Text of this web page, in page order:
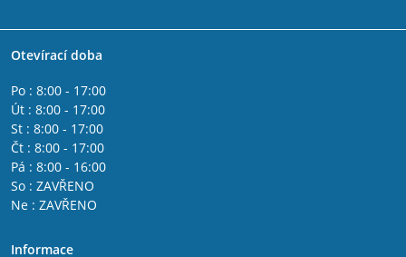
Otevírací doba
Po : 8:00 - 17:00
Út : 8:00 - 17:00
St : 8:00 - 17:00
Čt : 8:00 - 17:00
Pá : 8:00 - 16:00
So : ZAVŘENO
Ne : ZAVŘENO
Informace